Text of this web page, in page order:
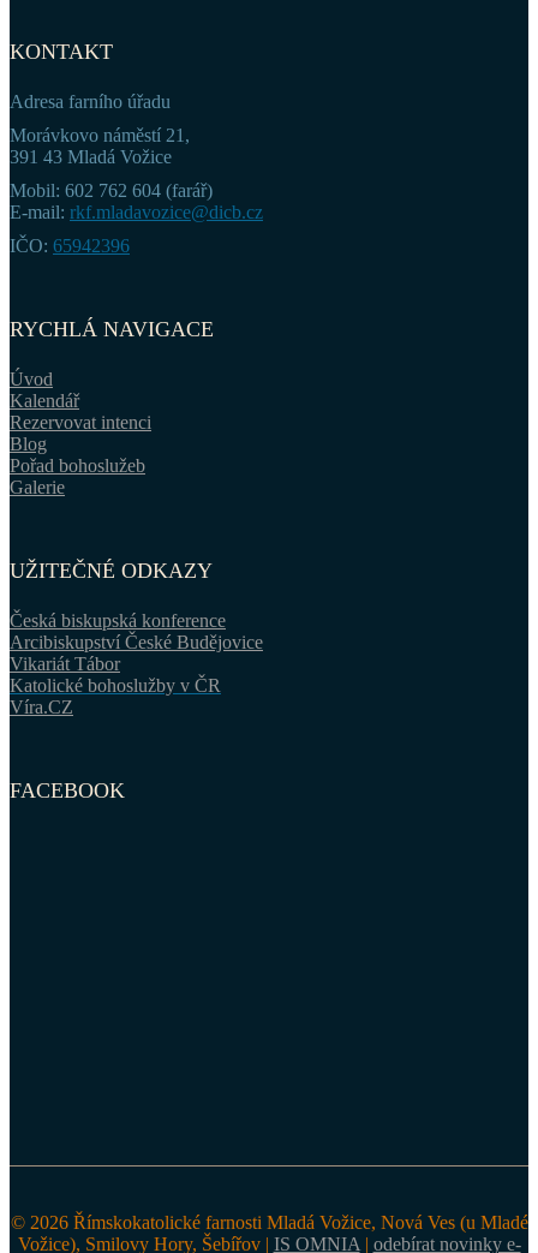
KONTAKT
Adresa farního úřadu
Morávkovo náměstí 21,
391 43 Mladá Vožice
Mobil: 602 762 604 (farář)
E-mail: rkf.mladavozice@dicb.cz
IČO: 65942396
RYCHLÁ NAVIGACE
Úvod
Kalendář
Rezervovat intenci
Blog
Pořad bohoslužeb
Galerie
UŽITEČNÉ ODKAZY
Česká biskupská konference
Arcibiskupství České Budějovice
Vikariát Tábor
Katolické bohoslužby v ČR
Víra.CZ
FACEBOOK
© 2026 Římskokatolické farnosti Mladá Vožice, Nová Ves (u Mladé
Vožice), Smilovy Hory, Šebířov | IS OMNIA | odebírat novinky e-